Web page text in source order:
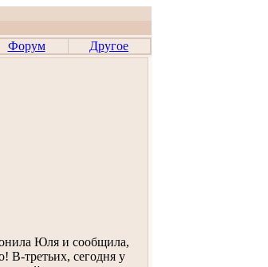
Форум Другое
Юля и сообщила,
В-третьих, сегодня у